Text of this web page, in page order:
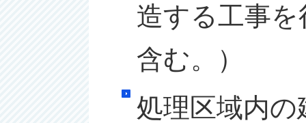
造する工事
含む。）
処理区域内